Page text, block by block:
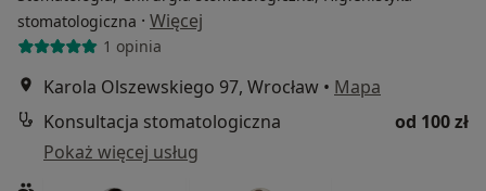
stomatologiczna · Więcej
1 opinia
Karola Olszewskiego 97, Wrocław • Mapa
Konsultacja stomatologiczna
od 100 zł
Pokaż więcej usług